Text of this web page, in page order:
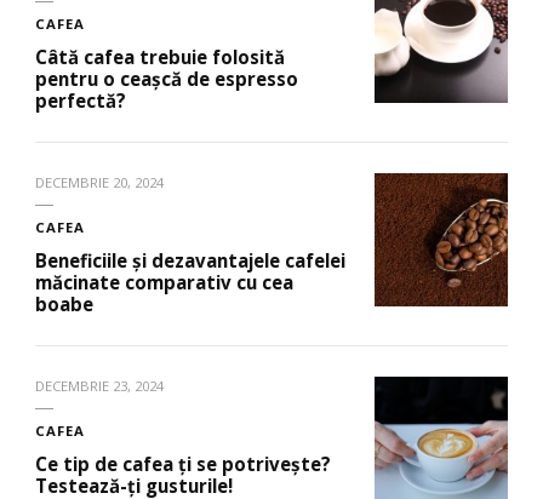
CAFEA
Câtă cafea trebuie folosită
pentru o ceașcă de espresso
perfectă?
DECEMBRIE 20, 2024
CAFEA
Beneficiile și dezavantajele cafelei
măcinate comparativ cu cea
boabe
DECEMBRIE 23, 2024
CAFEA
Ce tip de cafea ți se potrivește?
Testează-ți gusturile!